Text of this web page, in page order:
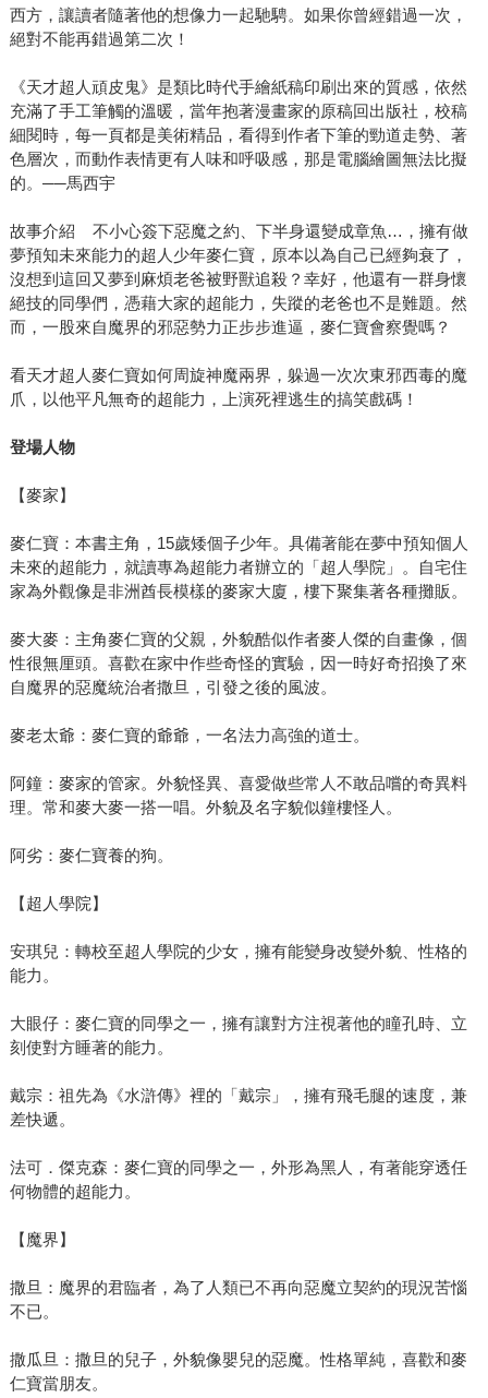
西方，讓讀者隨著他的想像力一起馳騁。如果你曾經錯過一次，
絕對不能再錯過第二次！
《天才超人頑皮鬼》是類比時代手繪紙稿印刷出來的質感，依然
充滿了手工筆觸的溫暖，當年抱著漫畫家的原稿回出版社，校稿
細閱時，每一頁都是美術精品，看得到作者下筆的勁道走勢、著
色層次，而動作表情更有人味和呼吸感，那是電腦繪圖無法比擬
的。──馬西宇
故事介紹 不小心簽下惡魔之約、下半身還變成章魚…，擁有做
夢預知未來能力的超人少年麥仁寶，原本以為自己已經夠衰了，
沒想到這回又夢到麻煩老爸被野獸追殺？幸好，他還有一群身懷
絕技的同學們，憑藉大家的超能力，失蹤的老爸也不是難題。然
而，一股來自魔界的邪惡勢力正步步進逼，麥仁寶會察覺嗎？
看天才超人麥仁寶如何周旋神魔兩界，躲過一次次東邪西毒的魔
爪，以他平凡無奇的超能力，上演死裡逃生的搞笑戲碼！
登場人物
【麥家】
麥仁寶：本書主角，15歲矮個子少年。具備著能在夢中預知個人
未來的超能力，就讀專為超能力者辦立的「超人學院」。自宅住
家為外觀像是非洲酋長模樣的麥家大廈，樓下聚集著各種攤販。
麥大麥：主角麥仁寶的父親，外貌酷似作者麥人傑的自畫像，個
性很無厘頭。喜歡在家中作些奇怪的實驗，因一時好奇招換了來
自魔界的惡魔統治者撒旦，引發之後的風波。
麥老太爺：麥仁寶的爺爺，一名法力高強的道士。
阿鐘：麥家的管家。外貌怪異、喜愛做些常人不敢品嚐的奇異料
理。常和麥大麥一搭一唱。外貌及名字貌似鐘樓怪人。
阿劣：麥仁寶養的狗。
【超人學院】
安琪兒：轉校至超人學院的少女，擁有能變身改變外貌、性格的
能力。
大眼仔：麥仁寶的同學之一，擁有讓對方注視著他的瞳孔時、立
刻使對方睡著的能力。
戴宗：祖先為《水滸傳》裡的「戴宗」，擁有飛毛腿的速度，兼
差快遞。
法可．傑克森：麥仁寶的同學之一，外形為黑人，有著能穿透任
何物體的超能力。
【魔界】
撒旦：魔界的君臨者，為了人類已不再向惡魔立契約的現況苦惱
不已。
撒瓜旦：撒旦的兒子，外貌像嬰兒的惡魔。性格單純，喜歡和麥
仁寶當朋友。